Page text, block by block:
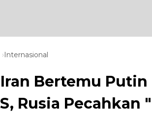
Internasional
Bertemu
Rusia Pecahkan